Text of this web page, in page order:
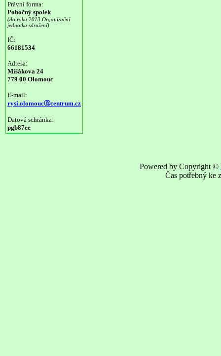
Právní forma:
Pobočný spolek
(do roku 2013 Organizační
jednotka sdružení)
IČ:
66181534
Adresa:
Mišákova 24
779 00 Olomouc
E-mail:
rysi.olomoucⓐcentrum.cz
Datová schránka:
pgb87ee
Powered by Copyright ©
Čas potřebný ke